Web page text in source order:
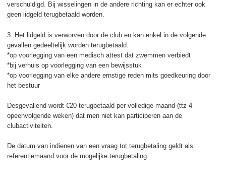
verschuldigd. Bij wisselingen in de andere richting kan er echter ook
geen lidgeld terugbetaald worden.
3. Het lidgeld is verworven door de club en kan enkel in de volgende
gevallen gedeeltelijk worden terugbetaald:
*op voorlegging van een medisch attest dat zwemmen verbiedt
*bij verhuis op voorlegging van een bewijsstuk
*op voorlegging van elke andere ernstige reden mits goedkeuring door
het bestuur
Desgevallend wordt €20 terugbetaald per volledige maand (ttz 4
opeenvolgende weken) dat men niet kan participeren aan de
clubactiviteiten.
De datum van indienen van een vraag tot terugbetaling geldt als
referentiemaand voor de mogelijke terugbetaling.